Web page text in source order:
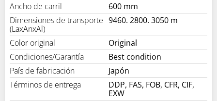
Ancho de carril
600 mm
Dimensiones de transporte
(LaxAnxAl)
9460. 2800. 3050 m
Color original
Original
Condiciones/Garantía
Best condition
País de fabricación
Japón
Términos de entrega
DDP, FAS, FOB, CFR, CIF,
EXW